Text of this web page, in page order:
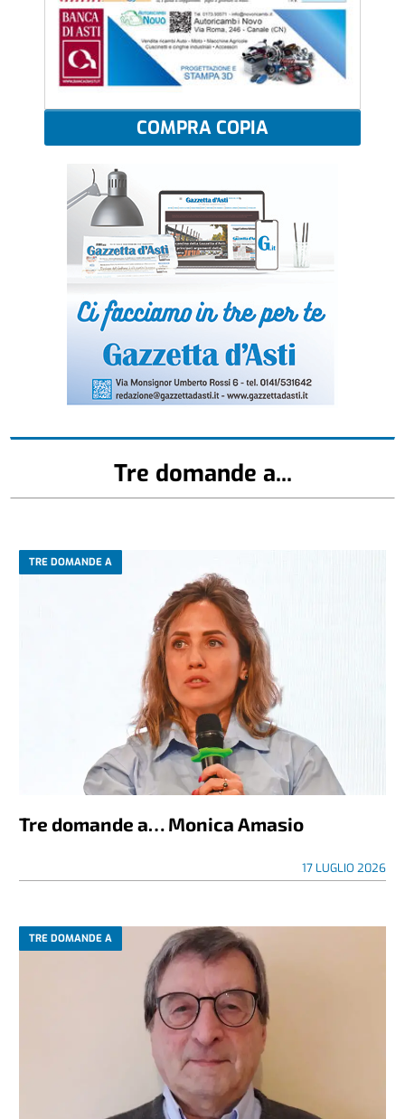
COMPRA COPIA
Tre domande a...
TRE DOMANDE A
Tre domande a… Monica Amasio
17 LUGLIO 2026
TRE DOMANDE A